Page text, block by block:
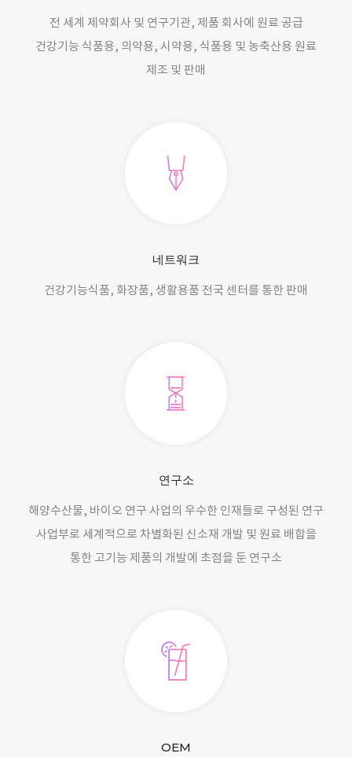
전 세계 제약회사 및 연구기관, 제품 회사에 원료 공급
건강기능 식품용, 의약용, 시약용, 식품용 및 농축산용 원료
제조 및 판매
네트워크
건강기능식품, 화장품, 생활용품 전국 센터를 통한 판매
연구소
해양수산물, 바이오 연구 사업의 우수한 인재들로 구성된 연구
사업부로 세계적으로 차별화된 신소재 개발 및 원료 배합을
통한 고기능 제품의 개발에 초점을 둔 연구소
OEM